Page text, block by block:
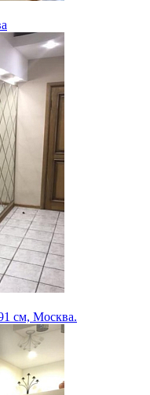
см, Москва.